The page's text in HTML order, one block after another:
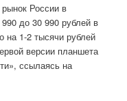
России в
до 30 990 рублей в
на 1-2 тысячи рублей
версии планшета
ссылаясь на